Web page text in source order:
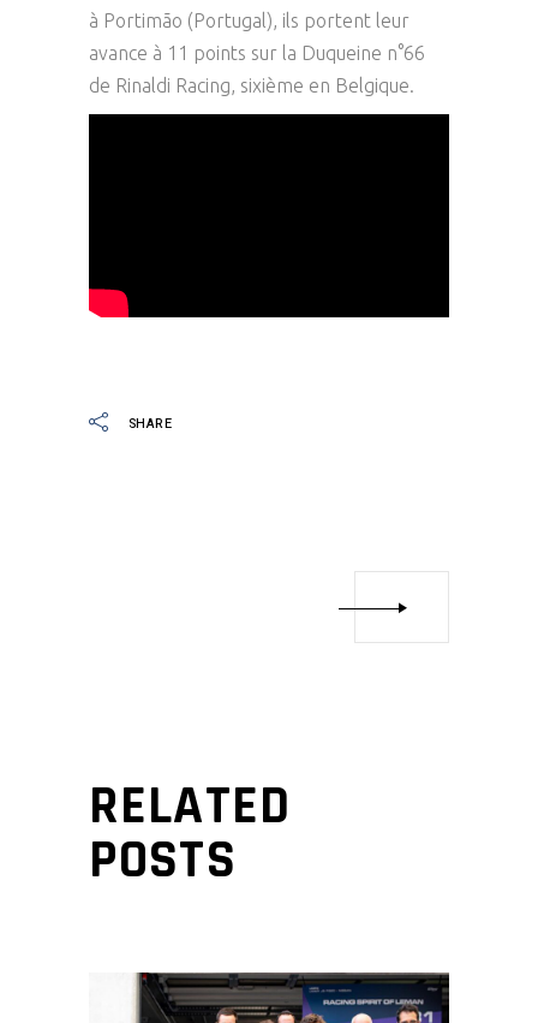
à Portimão (Portugal), ils portent leur
avance à 11 points sur la Duqueine n°66
de Rinaldi Racing, sixième en Belgique.
SHARE
RELATED
POSTS